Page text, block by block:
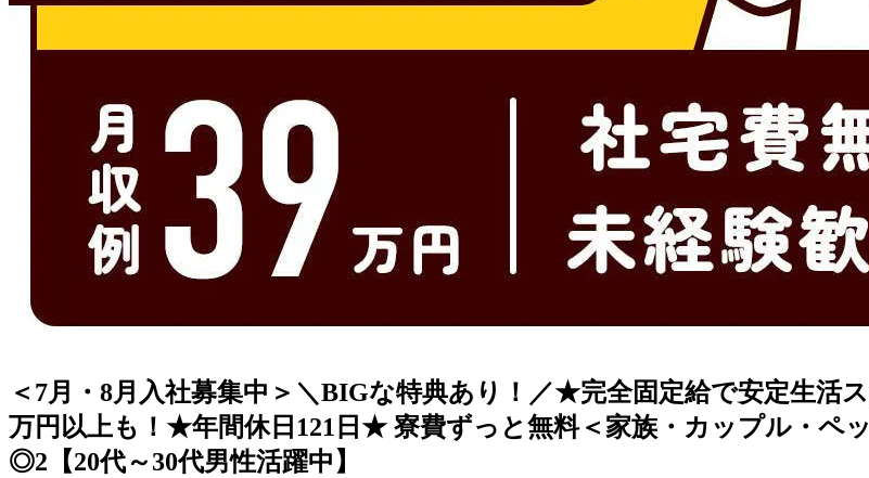
＜7月・8月入社募集中＞＼BIGな特典あり！／★完全固定給で安定生活
万円以上も！★年間休日121日★ 寮費ずっと無料＜家族・カップル・ペ
◎2【20代～30代男性活躍中】